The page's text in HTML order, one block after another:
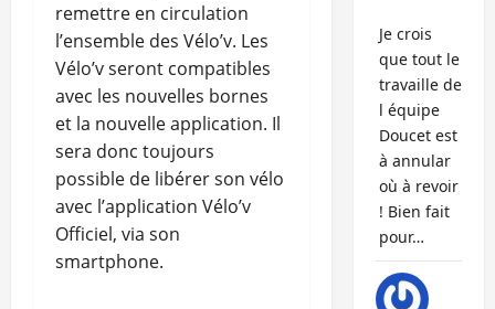
remettre en circulation
l’ensemble des Vélo’v. Les
Vélo’v seront compatibles
avec les nouvelles bornes
et la nouvelle application. Il
sera donc toujours
possible de libérer son vélo
avec l’application Vélo’v
Officiel, via son
smartphone.
Je crois
que tout le
travaille de
l équipe
Doucet est
à annular
où à revoir
! Bien fait
pour…